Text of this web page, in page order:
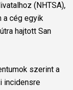
(NHTSA),
a cég egyik
hajtott San
szerint a
incidensre